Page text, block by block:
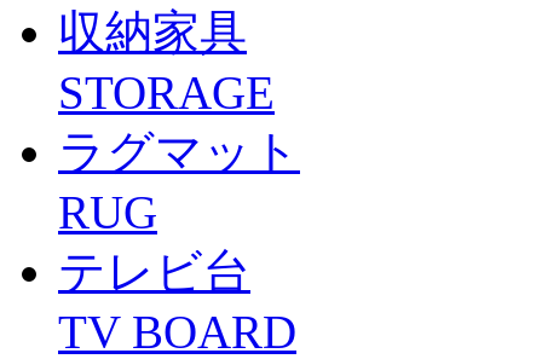
収納家具
STORAGE
ラグマット
RUG
テレビ台
TV BOARD